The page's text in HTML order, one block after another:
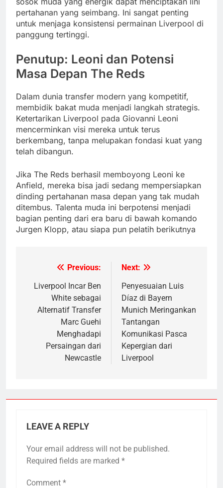
pertahanan yang seimbang. Ini sangat penting
untuk menjaga konsistensi permainan Liverpool di
panggung tertinggi.
Penutup: Leoni dan Potensi
Masa Depan The Reds
Dalam dunia transfer modern yang kompetitif,
membidik bakat muda menjadi langkah strategis.
Ketertarikan Liverpool pada Giovanni Leoni
mencerminkan visi mereka untuk terus
berkembang, tanpa melupakan fondasi kuat yang
telah dibangun.
Jika The Reds berhasil memboyong Leoni ke
Anfield, mereka bisa jadi sedang mempersiapkan
dinding pertahanan masa depan yang tak mudah
ditembus. Talenta muda ini berpotensi menjadi
bagian penting dari era baru di bawah komando
Jurgen Klopp, atau siapa pun pelatih berikutnya
navigation
Previous:
Liverpool Incar Ben
White sebagai
Alternatif Transfer
Marc Guehi
Menghadapi
Persaingan dari
Newcastle
Next:
Penyesuaian Luis
Díaz di Bayern
Munich Meringankan
Tantangan
Komunikasi Pasca
Kepergian dari
Liverpool
LEAVE A REPLY
Your email address will not be published.
Required fields are marked *
Comment *